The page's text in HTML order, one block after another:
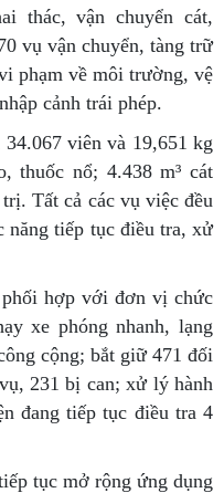
thác, vận chuyển cát,
vụ vận chuyển, tàng trữ
phạm về môi trường, vệ
cảnh trái phép.
viên và 19,651 kg
thuốc nổ; 4.438 m³ cát
Tất cả các vụ việc đều
năng tiếp tục điều tra, xử
hợp với đơn vị chức
xe phóng nhanh, lạng
cộng; bắt giữ 471 đối
231 bị can; xử lý hành
đang tiếp tục điều tra 4
tục mở rộng ứng dụng